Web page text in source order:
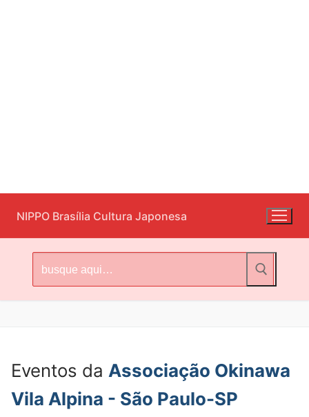
para
o
conteúdo
NIPPO Brasília Cultura Japonesa
por:
Eventos da Associação Okinawa
Vila Alpina - São Paulo-SP